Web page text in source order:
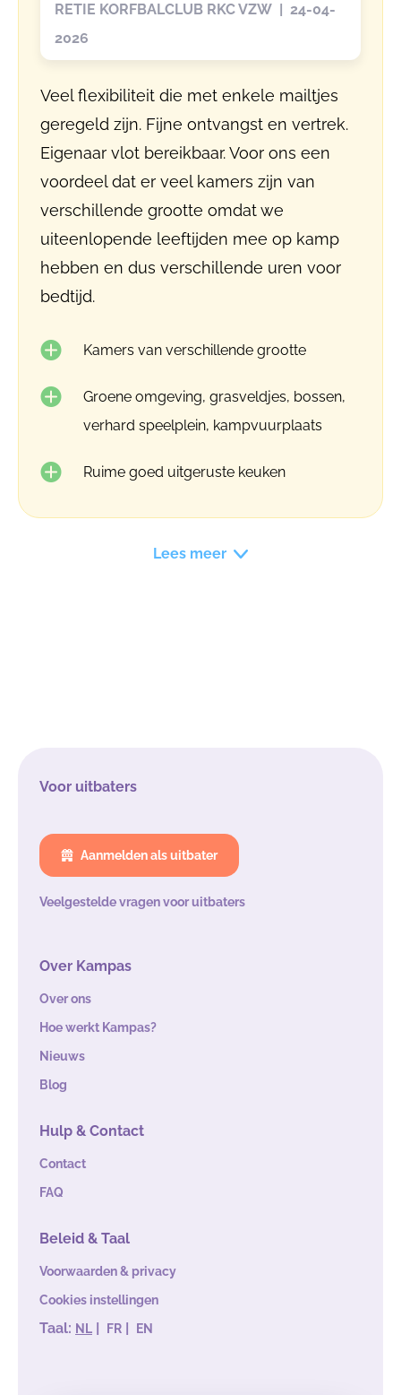
RETIE KORFBALCLUB RKC VZW | 24-04-
2026
Veel flexibiliteit die met enkele mailtjes
geregeld zijn. Fijne ontvangst en vertrek.
Eigenaar vlot bereikbaar. Voor ons een
voordeel dat er veel kamers zijn van
verschillende grootte omdat we
uiteenlopende leeftijden mee op kamp
hebben en dus verschillende uren voor
bedtijd.
Kamers van verschillende grootte
Groene omgeving, grasveldjes, bossen,
verhard speelplein, kampvuurplaats
Ruime goed uitgeruste keuken
Lees meer
Voor uitbaters
Aanmelden als uitbater
Veelgestelde vragen voor uitbaters
Over Kampas
Over ons
Hoe werkt Kampas?
Nieuws
Blog
Hulp & Contact
Contact
FAQ
Beleid & Taal
Voorwaarden & privacy
Cookies instellingen
Taal: NL | FR | EN